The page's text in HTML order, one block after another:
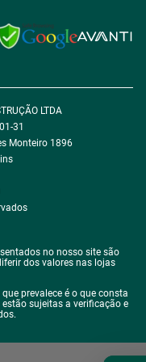
LTDA
31
Monteiro 1896
no nosso site são
dos valores nas lojas
prevalece é o que consta
sujeitas a verificação e